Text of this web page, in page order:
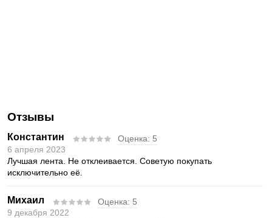
Отзывы
Константин Оценка: 5
6 апреля 2023
Лучшая лента. Не отклеивается. Советую покупать
исключительно её.
Михаил Оценка: 5
9 декабря 2022